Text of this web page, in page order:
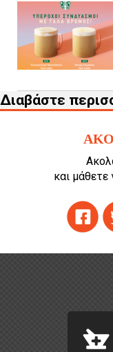
Διαβάστε
και μάθετε